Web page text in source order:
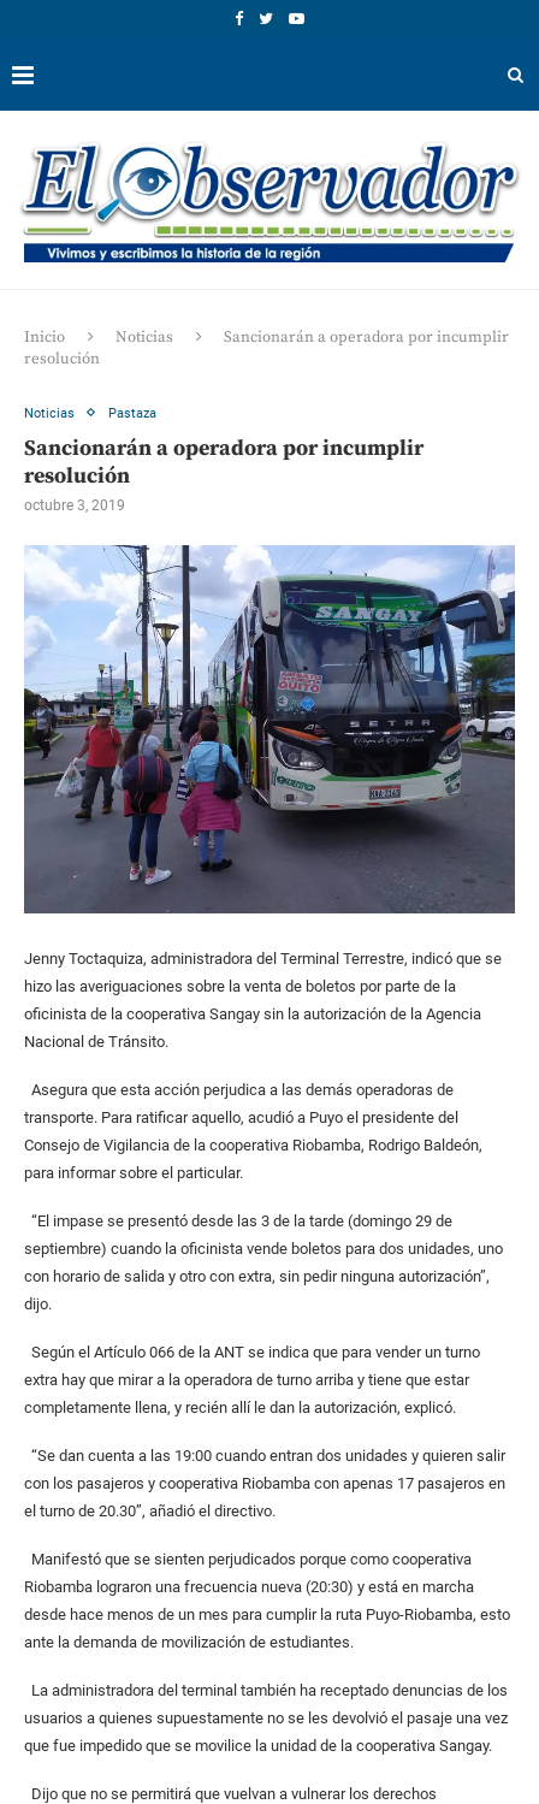
Inicio Noticias
Sancionarán a operadora por incumplir
resolución
Noticias Pastaza
Sancionarán a operadora por incumplir
resolución
octubre 3, 2019
Jenny Toctaquiza, administradora del Terminal Terrestre, indicó que se
hizo las averiguaciones sobre la venta de boletos por parte de la
oficinista de la cooperativa Sangay sin la autorización de la Agencia
Nacional de Tránsito.
Asegura que esta acción perjudica a las demás operadoras de
transporte. Para ratificar aquello, acudió a Puyo el presidente del
Consejo de Vigilancia de la cooperativa Riobamba, Rodrigo Baldeón,
para informar sobre el particular.
“El impase se presentó desde las 3 de la tarde (domingo 29 de
septiembre) cuando la oficinista vende boletos para dos unidades, uno
con horario de salida y otro con extra, sin pedir ninguna autorización”,
dijo.
Según el Artículo 066 de la ANT se indica que para vender un turno
extra hay que mirar a la operadora de turno arriba y tiene que estar
completamente llena, y recién allí le dan la autorización, explicó.
“Se dan cuenta a las 19:00 cuando entran dos unidades y quieren salir
con los pasajeros y cooperativa Riobamba con apenas 17 pasajeros en
el turno de 20.30”, añadió el directivo.
Manifestó que se sienten perjudicados porque como cooperativa
Riobamba lograron una frecuencia nueva (20:30) y está en marcha
desde hace menos de un mes para cumplir la ruta Puyo-Riobamba, esto
ante la demanda de movilización de estudiantes.
La administradora del terminal también ha receptado denuncias de los
usuarios a quienes supuestamente no se les devolvió el pasaje una vez
que fue impedido que se movilice la unidad de la cooperativa Sangay.
Dijo que no se permitirá que vuelvan a vulnerar los derechos